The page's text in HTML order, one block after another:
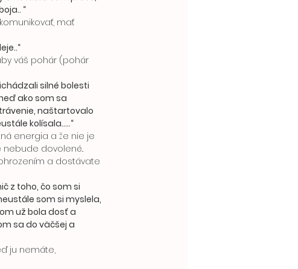
“
silné bolesti
ako som sa
naštartovalo
kolísala.....“
nebude dovolené..
a dostávate
z toho, čo som si
som si myslela,
už bola dosť a
sa do väčšej a